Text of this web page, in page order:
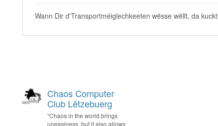
Wann Dir d'Transportméiglechkeeten wësse wëllt, da kuckt
Chaos Computer
Club Lëtzebuerg
“Chaos in the world brings
uneasiness, but it also allows